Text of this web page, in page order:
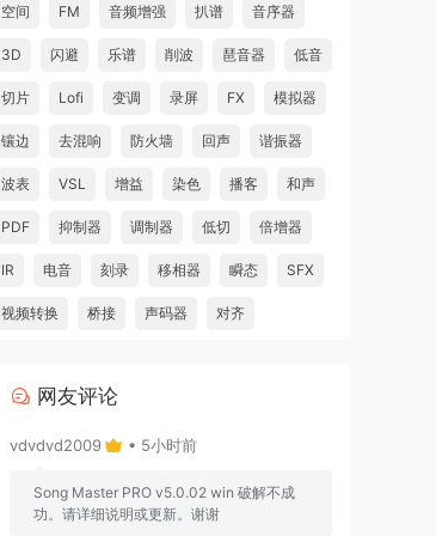
空间 FM 音频增强 扒谱 音序器
3D 闪避 乐谱 削波 琶音器 低音
切片 Lofi 变调 录屏 FX 模拟器
镶边 去混响 防火墙 回声 谐振器
波表 VSL 增益 染色 播客 和声
PDF 抑制器 调制器 低切 倍增器
IR 电音 刻录 移相器 瞬态 SFX
视频转换 桥接 声码器 对齐
网友评论
vdvdvd2009 • 5小时前
Song Master PRO v5.0.02 win 破解不成
功。请详细说明或更新。谢谢